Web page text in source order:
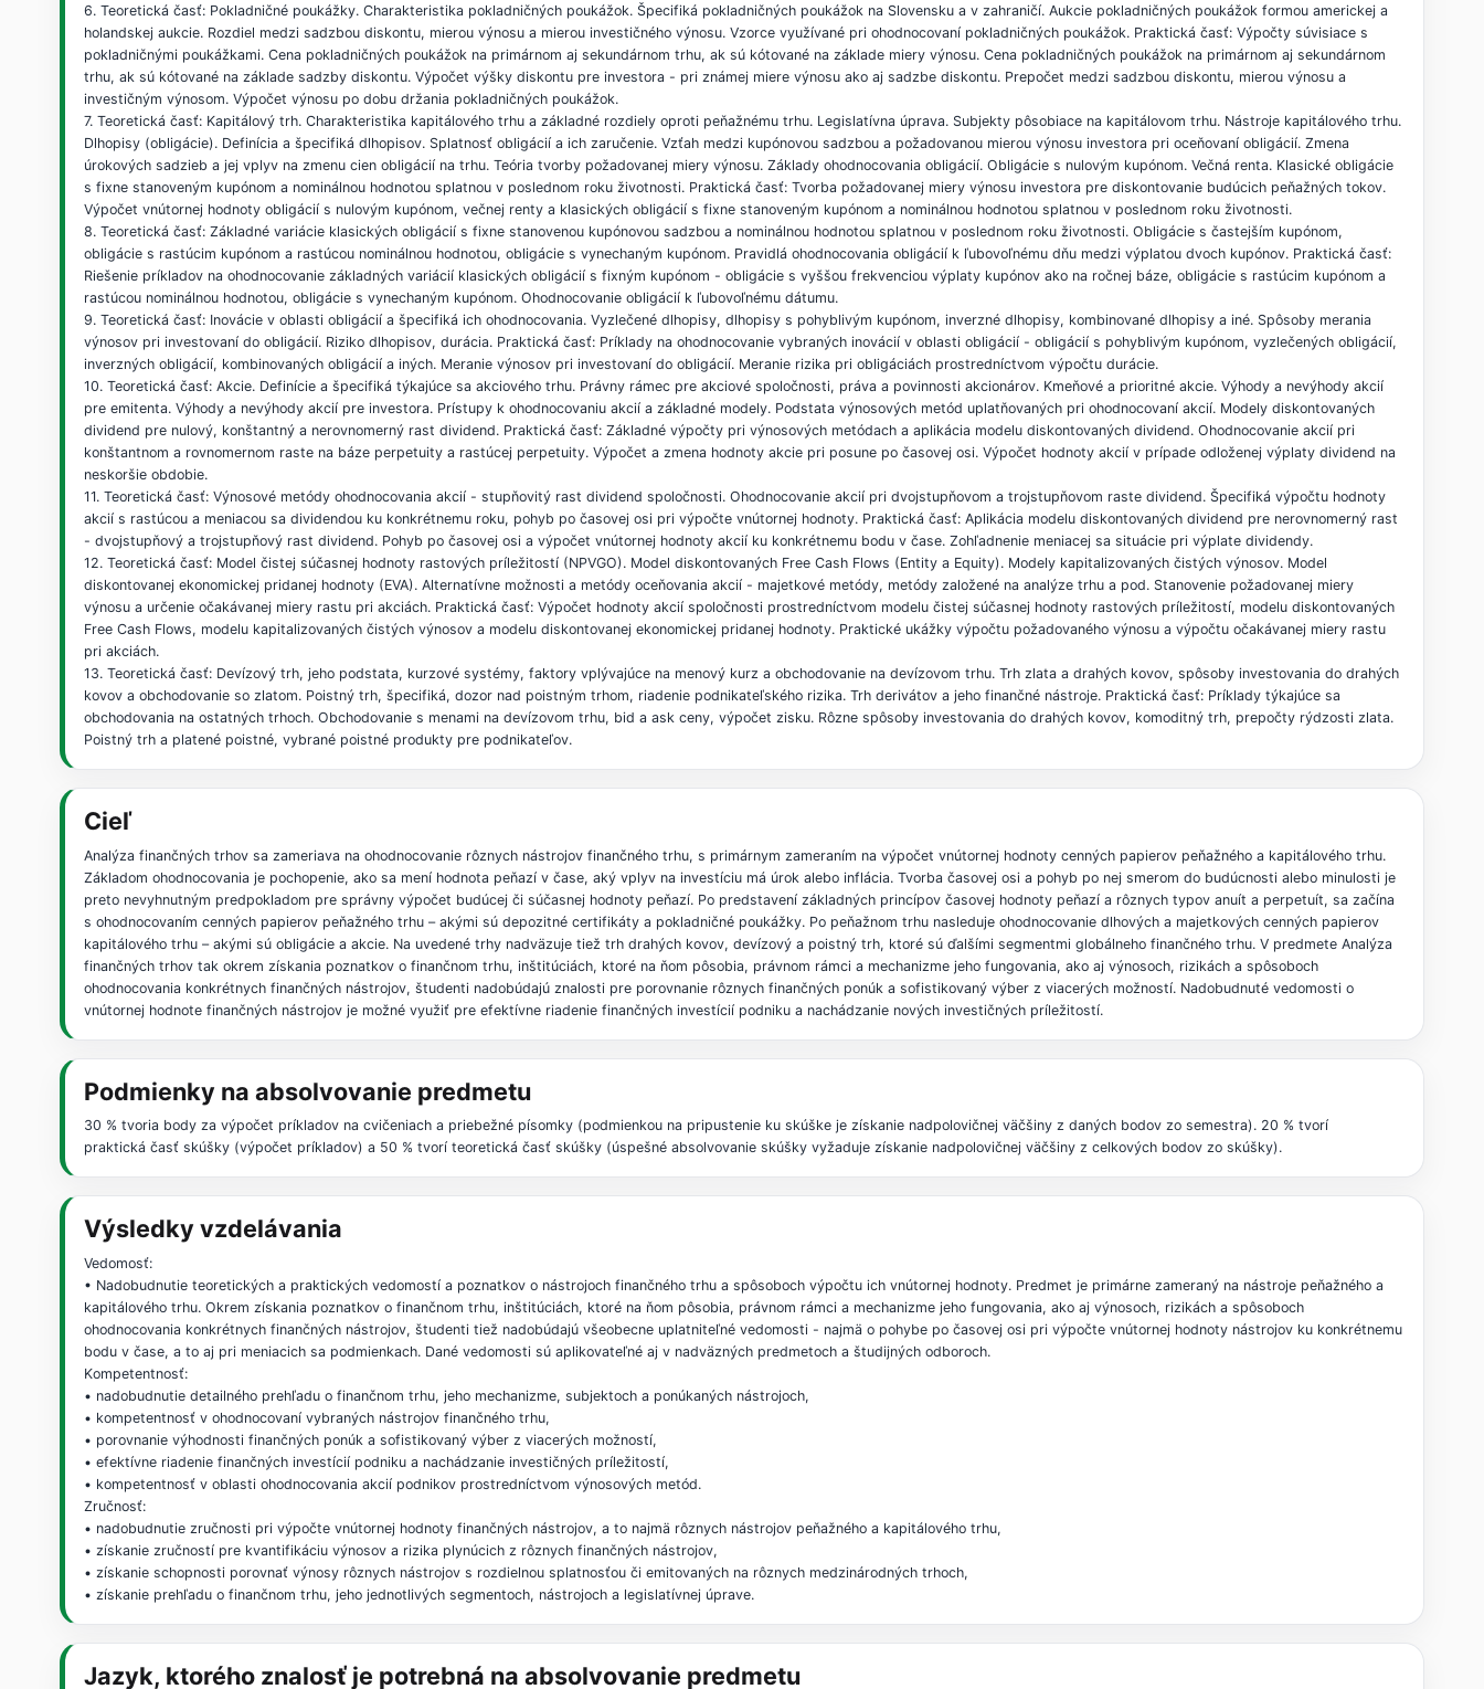
6. Teoretická časť: Pokladničné poukážky. Charakteristika pokladničných poukážok. Špecifiká pokladničných poukážok na Slovensku a v zahraničí. Aukcie pokladničných poukážok formou americkej a
holandskej aukcie. Rozdiel medzi sadzbou diskontu, mierou výnosu a mierou investičného výnosu. Vzorce využívané pri ohodnocovaní pokladničných poukážok. Praktická časť: Výpočty súvisiace s
pokladničnými poukážkami. Cena pokladničných poukážok na primárnom aj sekundárnom trhu, ak sú kótované na základe miery výnosu. Cena pokladničných poukážok na primárnom aj sekundárnom
trhu, ak sú kótované na základe sadzby diskontu. Výpočet výšky diskontu pre investora - pri známej miere výnosu ako aj sadzbe diskontu. Prepočet medzi sadzbou diskontu, mierou výnosu a
investičným výnosom. Výpočet výnosu po dobu držania pokladničných poukážok.
7. Teoretická časť: Kapitálový trh. Charakteristika kapitálového trhu a základné rozdiely oproti peňažnému trhu. Legislatívna úprava. Subjekty pôsobiace na kapitálovom trhu. Nástroje kapitálového trhu.
Dlhopisy (obligácie). Definícia a špecifiká dlhopisov. Splatnosť obligácií a ich zaručenie. Vzťah medzi kupónovou sadzbou a požadovanou mierou výnosu investora pri oceňovaní obligácií. Zmena
úrokových sadzieb a jej vplyv na zmenu cien obligácií na trhu. Teória tvorby požadovanej miery výnosu. Základy ohodnocovania obligácií. Obligácie s nulovým kupónom. Večná renta. Klasické obligácie
s fixne stanoveným kupónom a nominálnou hodnotou splatnou v poslednom roku životnosti. Praktická časť: Tvorba požadovanej miery výnosu investora pre diskontovanie budúcich peňažných tokov.
Výpočet vnútornej hodnoty obligácií s nulovým kupónom, večnej renty a klasických obligácií s fixne stanoveným kupónom a nominálnou hodnotou splatnou v poslednom roku životnosti.
8. Teoretická časť: Základné variácie klasických obligácií s fixne stanovenou kupónovou sadzbou a nominálnou hodnotou splatnou v poslednom roku životnosti. Obligácie s častejším kupónom,
obligácie s rastúcim kupónom a rastúcou nominálnou hodnotou, obligácie s vynechaným kupónom. Pravidlá ohodnocovania obligácií k ľubovoľnému dňu medzi výplatou dvoch kupónov. Praktická časť:
Riešenie príkladov na ohodnocovanie základných variácií klasických obligácií s fixným kupónom - obligácie s vyššou frekvenciou výplaty kupónov ako na ročnej báze, obligácie s rastúcim kupónom a
rastúcou nominálnou hodnotou, obligácie s vynechaným kupónom. Ohodnocovanie obligácií k ľubovoľnému dátumu.
9. Teoretická časť: Inovácie v oblasti obligácií a špecifiká ich ohodnocovania. Vyzlečené dlhopisy, dlhopisy s pohyblivým kupónom, inverzné dlhopisy, kombinované dlhopisy a iné. Spôsoby merania
výnosov pri investovaní do obligácií. Riziko dlhopisov, durácia. Praktická časť: Príklady na ohodnocovanie vybraných inovácií v oblasti obligácií - obligácií s pohyblivým kupónom, vyzlečených obligácií,
inverzných obligácií, kombinovaných obligácií a iných. Meranie výnosov pri investovaní do obligácií. Meranie rizika pri obligáciách prostredníctvom výpočtu durácie.
10. Teoretická časť: Akcie. Definície a špecifiká týkajúce sa akciového trhu. Právny rámec pre akciové spoločnosti, práva a povinnosti akcionárov. Kmeňové a prioritné akcie. Výhody a nevýhody akcií
pre emitenta. Výhody a nevýhody akcií pre investora. Prístupy k ohodnocovaniu akcií a základné modely. Podstata výnosových metód uplatňovaných pri ohodnocovaní akcií. Modely diskontovaných
dividend pre nulový, konštantný a nerovnomerný rast dividend. Praktická časť: Základné výpočty pri výnosových metódach a aplikácia modelu diskontovaných dividend. Ohodnocovanie akcií pri
konštantnom a rovnomernom raste na báze perpetuity a rastúcej perpetuity. Výpočet a zmena hodnoty akcie pri posune po časovej osi. Výpočet hodnoty akcií v prípade odloženej výplaty dividend na
neskoršie obdobie.
11. Teoretická časť: Výnosové metódy ohodnocovania akcií - stupňovitý rast dividend spoločnosti. Ohodnocovanie akcií pri dvojstupňovom a trojstupňovom raste dividend. Špecifiká výpočtu hodnoty
akcií s rastúcou a meniacou sa dividendou ku konkrétnemu roku, pohyb po časovej osi pri výpočte vnútornej hodnoty. Praktická časť: Aplikácia modelu diskontovaných dividend pre nerovnomerný rast
- dvojstupňový a trojstupňový rast dividend. Pohyb po časovej osi a výpočet vnútornej hodnoty akcií ku konkrétnemu bodu v čase. Zohľadnenie meniacej sa situácie pri výplate dividendy.
12. Teoretická časť: Model čistej súčasnej hodnoty rastových príležitostí (NPVGO). Model diskontovaných Free Cash Flows (Entity a Equity). Modely kapitalizovaných čistých výnosov. Model
diskontovanej ekonomickej pridanej hodnoty (EVA). Alternatívne možnosti a metódy oceňovania akcií - majetkové metódy, metódy založené na analýze trhu a pod. Stanovenie požadovanej miery
výnosu a určenie očakávanej miery rastu pri akciách. Praktická časť: Výpočet hodnoty akcií spoločnosti prostredníctvom modelu čistej súčasnej hodnoty rastových príležitostí, modelu diskontovaných
Free Cash Flows, modelu kapitalizovaných čistých výnosov a modelu diskontovanej ekonomickej pridanej hodnoty. Praktické ukážky výpočtu požadovaného výnosu a výpočtu očakávanej miery rastu
pri akciách.
13. Teoretická časť: Devízový trh, jeho podstata, kurzové systémy, faktory vplývajúce na menový kurz a obchodovanie na devízovom trhu. Trh zlata a drahých kovov, spôsoby investovania do drahých
kovov a obchodovanie so zlatom. Poistný trh, špecifiká, dozor nad poistným trhom, riadenie podnikateľského rizika. Trh derivátov a jeho finančné nástroje. Praktická časť: Príklady týkajúce sa
obchodovania na ostatných trhoch. Obchodovanie s menami na devízovom trhu, bid a ask ceny, výpočet zisku. Rôzne spôsoby investovania do drahých kovov, komoditný trh, prepočty rýdzosti zlata.
Poistný trh a platené poistné, vybrané poistné produkty pre podnikateľov.
Cieľ
Analýza finančných trhov sa zameriava na ohodnocovanie rôznych nástrojov finančného trhu, s primárnym zameraním na výpočet vnútornej hodnoty cenných papierov peňažného a kapitálového trhu.
Základom ohodnocovania je pochopenie, ako sa mení hodnota peňazí v čase, aký vplyv na investíciu má úrok alebo inflácia. Tvorba časovej osi a pohyb po nej smerom do budúcnosti alebo minulosti je
preto nevyhnutným predpokladom pre správny výpočet budúcej či súčasnej hodnoty peňazí. Po predstavení základných princípov časovej hodnoty peňazí a rôznych typov anuít a perpetuít, sa začína
s ohodnocovaním cenných papierov peňažného trhu – akými sú depozitné certifikáty a pokladničné poukážky. Po peňažnom trhu nasleduje ohodnocovanie dlhových a majetkových cenných papierov
kapitálového trhu – akými sú obligácie a akcie. Na uvedené trhy nadväzuje tiež trh drahých kovov, devízový a poistný trh, ktoré sú ďalšími segmentmi globálneho finančného trhu. V predmete Analýza
finančných trhov tak okrem získania poznatkov o finančnom trhu, inštitúciách, ktoré na ňom pôsobia, právnom rámci a mechanizme jeho fungovania, ako aj výnosoch, rizikách a spôsoboch
ohodnocovania konkrétnych finančných nástrojov, študenti nadobúdajú znalosti pre porovnanie rôznych finančných ponúk a sofistikovaný výber z viacerých možností. Nadobudnuté vedomosti o
vnútornej hodnote finančných nástrojov je možné využiť pre efektívne riadenie finančných investícií podniku a nachádzanie nových investičných príležitostí.
Podmienky na absolvovanie predmetu
30 % tvoria body za výpočet príkladov na cvičeniach a priebežné písomky (podmienkou na pripustenie ku skúške je získanie nadpolovičnej väčšiny z daných bodov zo semestra). 20 % tvorí
praktická časť skúšky (výpočet príkladov) a 50 % tvorí teoretická časť skúšky (úspešné absolvovanie skúšky vyžaduje získanie nadpolovičnej väčšiny z celkových bodov zo skúšky).
Výsledky vzdelávania
Vedomosť:
• Nadobudnutie teoretických a praktických vedomostí a poznatkov o nástrojoch finančného trhu a spôsoboch výpočtu ich vnútornej hodnoty. Predmet je primárne zameraný na nástroje peňažného a
kapitálového trhu. Okrem získania poznatkov o finančnom trhu, inštitúciách, ktoré na ňom pôsobia, právnom rámci a mechanizme jeho fungovania, ako aj výnosoch, rizikách a spôsoboch
ohodnocovania konkrétnych finančných nástrojov, študenti tiež nadobúdajú všeobecne uplatniteľné vedomosti - najmä o pohybe po časovej osi pri výpočte vnútornej hodnoty nástrojov ku konkrétnemu
bodu v čase, a to aj pri meniacich sa podmienkach. Dané vedomosti sú aplikovateľné aj v nadväzných predmetoch a študijných odboroch.
Kompetentnosť:
• nadobudnutie detailného prehľadu o finančnom trhu, jeho mechanizme, subjektoch a ponúkaných nástrojoch,
• kompetentnosť v ohodnocovaní vybraných nástrojov finančného trhu,
• porovnanie výhodnosti finančných ponúk a sofistikovaný výber z viacerých možností,
• efektívne riadenie finančných investícií podniku a nachádzanie investičných príležitostí,
• kompetentnosť v oblasti ohodnocovania akcií podnikov prostredníctvom výnosových metód.
Zručnosť:
• nadobudnutie zručnosti pri výpočte vnútornej hodnoty finančných nástrojov, a to najmä rôznych nástrojov peňažného a kapitálového trhu,
• získanie zručností pre kvantifikáciu výnosov a rizika plynúcich z rôznych finančných nástrojov,
• získanie schopnosti porovnať výnosy rôznych nástrojov s rozdielnou splatnosťou či emitovaných na rôznych medzinárodných trhoch,
• získanie prehľadu o finančnom trhu, jeho jednotlivých segmentoch, nástrojoch a legislatívnej úprave.
Jazyk, ktorého znalosť je potrebná na absolvovanie predmetu